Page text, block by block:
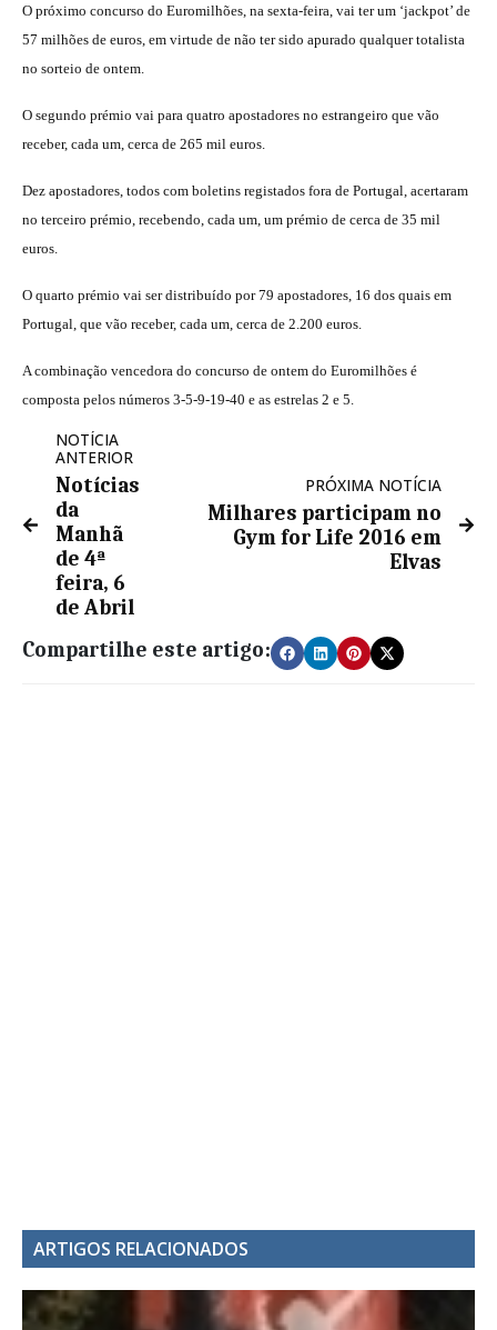
O próximo concurso do Euromilhões, na sexta-feira, vai ter um ‘jackpot’ de
57 milhões de euros, em virtude de não ter sido apurado qualquer totalista
no sorteio de ontem.
O segundo prémio vai para quatro apostadores no estrangeiro que vão
receber, cada um, cerca de 265 mil euros.
Dez apostadores, todos com boletins registados fora de Portugal, acertaram
no terceiro prémio, recebendo, cada um, um prémio de cerca de 35 mil
euros.
O quarto prémio vai ser distribuído por 79 apostadores, 16 dos quais em
Portugal, que vão receber, cada um, cerca de 2.200 euros.
A combinação vencedora do concurso de ontem do Euromilhões é
composta pelos números 3-5-9-19-40 e as estrelas 2 e 5.
NOTÍCIA
ANTERIOR
Notícias
da
Manhã
de 4ª
feira, 6
de Abril
PRÓXIMA NOTÍCIA
Milhares participam no
Gym for Life 2016 em
Elvas
Compartilhe este artigo:
ARTIGOS RELACIONADOS